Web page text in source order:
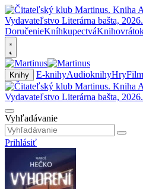
DoručenieKníhkupectvá
Knihy E-knihyAudioknihyHry
Vyhľadávanie
Prihlásiť